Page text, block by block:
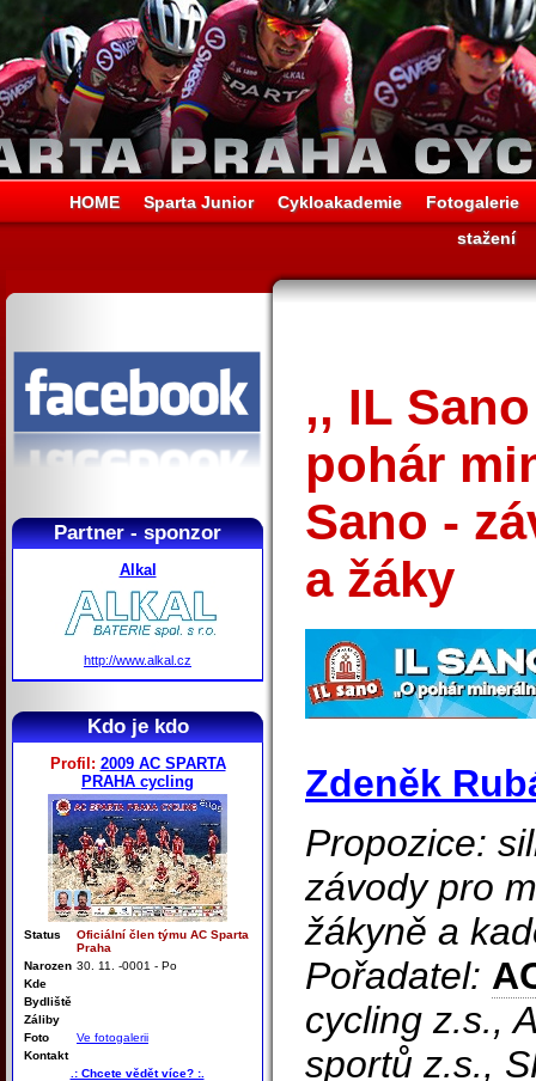
HOME Sparta Junior Cykloakademie
Fotogalerie
stažení
Partner - sponzor
Alkal
http://www.alkal.cz
Kdo je kdo
Profil: 2009 AC SPARTA
PRAHA cycling
Status
Oficiální člen týmu AC Sparta
Praha
Narozen 30. 11. -0001 - Po
Kde
Bydliště
Záliby
Foto
Ve fotogalerii
Kontakt
.: Chcete vědět více? :.
,, IL
pohár
Sano -
a žáky
Zdeněk
Propozice:
závody pro
žákyně a
Pořadatel:
cycling z.s.,
sportů z.s.,